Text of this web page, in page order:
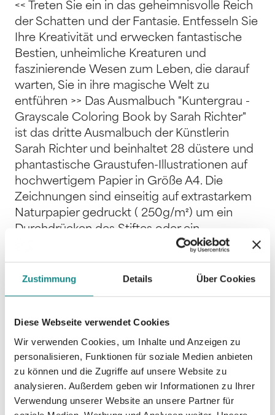
Zustimmung Details Über Cookies
Diese Webseite verwendet Cookies
Wir verwenden Cookies, um Inhalte und Anzeigen zu
personalisieren, Funktionen für soziale Medien anbieten
zu können und die Zugriffe auf unsere Website zu
analysieren. Außerdem geben wir Informationen zu Ihrer
Verwendung unserer Website an unsere Partner für
<< Treten Sie ein in das geheimnisvolle Reich
der Schatten und der Fantasie. Entfesseln Sie
Ihre Kreativität und erwecken fantastische
Bestien, unheimliche Kreaturen und
faszinierende Wesen zum Leben, die darauf
warten, Sie in ihre magische Welt zu
entführen >> Das Ausmalbuch "Kuntergrau -
Grayscale Coloring Book by Sarah Richter"
ist das dritte Ausmalbuch der Künstlerin
Sarah Richter und beinhaltet 28 düstere und
phantastische Graustufen-Illustrationen auf
hochwertigem Papier in Größe A4. Die
Zeichnungen sind einseitig auf extrastarkem
Naturpapier gedruckt ( 250g/m²) um ein
Durchdrücken des Stiftes oder ein
Durchscheinen der Farben zu verhindern.
Dadurch eignet sich das Ausmalbuch für
nahezu alle Stifte sowie Wasser- und
Acrylfarben. Die Spiralbindung ermöglicht ein
und einzelne Bilder können bei Bedarf aus
dem Buch herausgetrennt werden. Alle
Illustrationen sind handgemalt von der
Künstlerin Sarah Richter. Viel Spaß beim
Kolorieren, Kreativ werden und Entspannen!